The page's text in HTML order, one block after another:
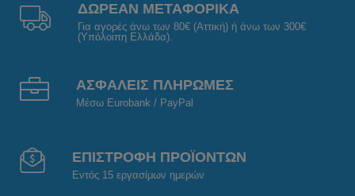
ΔΩΡΕΑΝ ΜΕΤΑΦΟΡΙΚΑ
Για αγορές άνω των 80€ (Αττική) ή άνω των 300€
(Υπόλοιπη Ελλάδα).
ΑΣΦΑΛΕΙΣ ΠΛΗΡΩΜΕΣ
Μέσω Eurobank / PayPal
ΕΠΙΣΤΡΟΦΗ ΠΡΟΪΟΝΤΩΝ
Εντός 15 εργασίμων ημερών